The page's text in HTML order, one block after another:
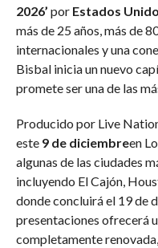
2026’ por Estados
más de 25 años, más de
internacionales y una
Bisbal inicia un nuevo
promete ser una de las
Producido por Live
este 9 de diciembreen
algunas de las ciudades
incluyendo El Cajón,
donde concluirá el 19 de
presentaciones ofrecerá
completamente